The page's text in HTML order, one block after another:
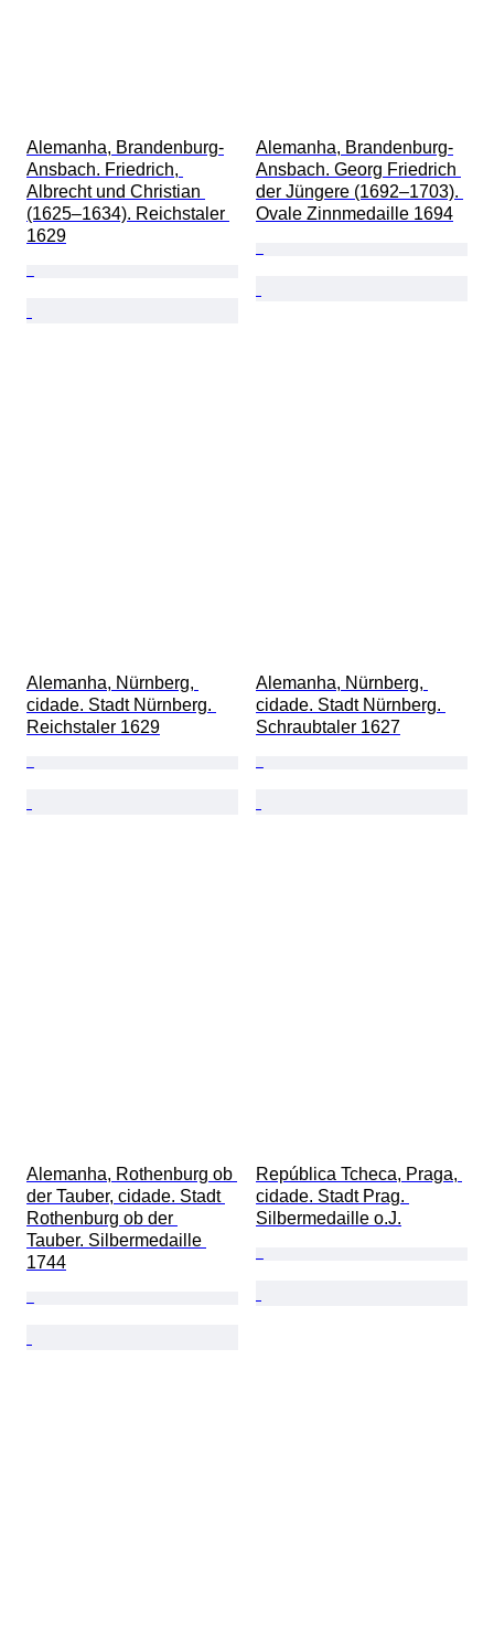
Alemanha, Brandenburg-
Ansbach. Friedrich,
Albrecht und Christian
(1625–1634). Reichstaler
1629
Alemanha, Brandenburg-
Ansbach. Georg Friedrich
der Jüngere (1692–1703).
Ovale Zinnmedaille 1694
Alemanha, Nürnberg,
cidade. Stadt Nürnberg.
Reichstaler 1629
Alemanha, Nürnberg,
cidade. Stadt Nürnberg.
Schraubtaler 1627
Alemanha, Rothenburg ob
der Tauber, cidade. Stadt
Rothenburg ob der
Tauber. Silbermedaille
1744
República Tcheca, Praga,
cidade. Stadt Prag.
Silbermedaille o.J.